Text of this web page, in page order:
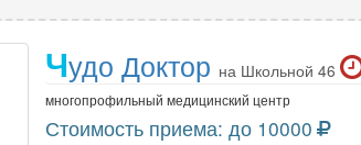
Чудо Доктор на Школьной 46
многопрофильный медицинский центр
Стоимость приема: до 10000